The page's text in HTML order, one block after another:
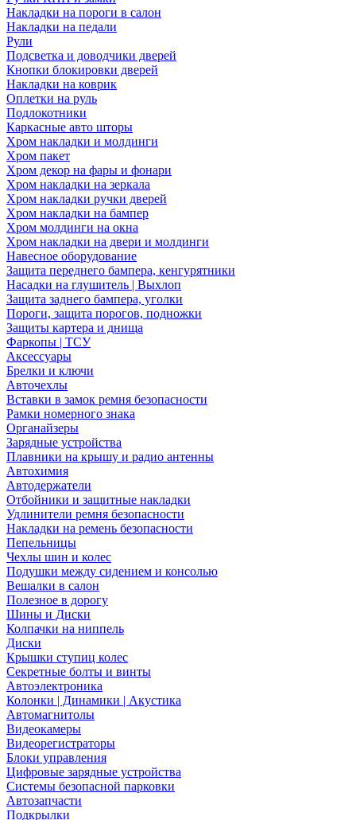
Накладки на пороги в салон
Накладки на педали
Рули
Подсветка и доводчики дверей
Кнопки блокировки дверей
Накладки на коврик
Оплетки на руль
Подлокотники
Каркасные авто шторы
Хром накладки и молдинги
Хром пакет
Хром декор на фары и фонари
Хром накладки на зеркала
Хром накладки ручки дверей
Хром накладки на бампер
Хром молдинги на окна
Хром накладки на двери и молдинги
Навесное оборудование
Защита переднего бампера, кенгурятники
Насадки на глушитель | Выхлоп
Защита заднего бампера, уголки
Пороги, защита порогов, подножки
Защиты картера и днища
Фаркопы | ТСУ
Аксессуары
Брелки и ключи
Авточехлы
Вставки в замок ремня безопасности
Рамки номерного знака
Органайзеры
Зарядные устройства
Плавники на крышу и радио антенны
Автохимия
Автодержатели
Отбойники и защитные накладки
Удлинители ремня безопасности
Накладки на ремень безопасности
Пепельницы
Чехлы шин и колес
Подушки между сидением и консолью
Вешалки в салон
Полезное в дорогу
Шины и Диски
Колпачки на ниппель
Диски
Крышки ступиц колес
Секретные болты и винты
Автоэлектроника
Колонки | Динамики | Акустика
Автомагнитолы
Видеокамеры
Видеорегистраторы
Блоки управления
Цифровые зарядные устройства
Системы безопасной парковки
Автозапчасти
Подкрылки